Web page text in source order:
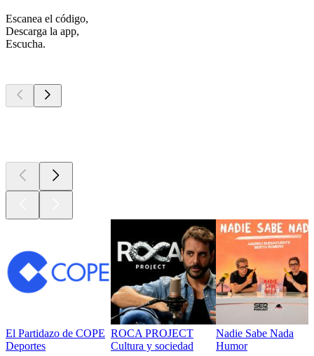
Escanea el código,
Descarga la app,
Escucha.
El Partidazo de COPE
Deportes
ROCA PROJECT
Cultura y sociedad
Nadie Sabe Nada
Humor